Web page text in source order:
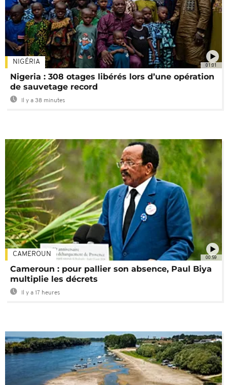
01:01
NIGÉRIA
Nigeria : 308 otages libérés lors d’une opération
de sauvetage record
Il y a 38 minutes
00:59
CAMEROUN
Cameroun : pour pallier son absence, Paul Biya
multiplie les décrets
Il y a 17 heures